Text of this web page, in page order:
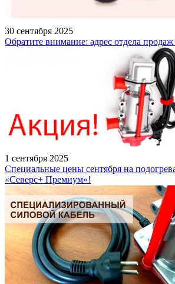
30 сентября 2025
Обратите внимание: адрес отдела
1 сентября 2025
Специальные цены сентября на
«Северс+ Премиум»!